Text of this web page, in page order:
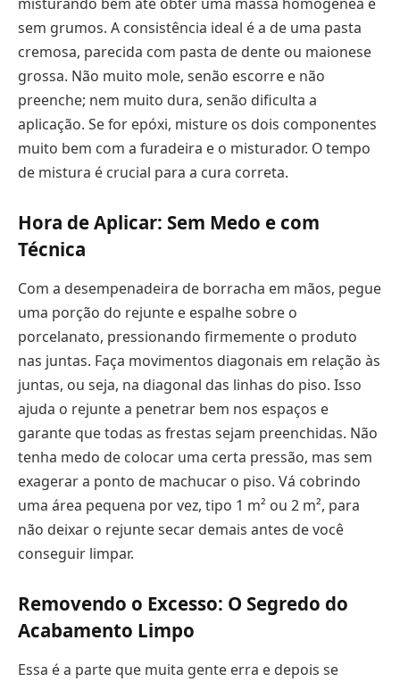
sem grumos. A consistência ideal é a de uma pasta
cremosa, parecida com pasta de dente ou maionese
grossa. Não muito mole, senão escorre e não
preenche; nem muito dura, senão dificulta a
aplicação. Se for epóxi, misture os dois componentes
muito bem com a furadeira e o misturador. O tempo
de mistura é crucial para a cura correta.
Hora de Aplicar: Sem Medo e com
Técnica
Com a desempenadeira de borracha em mãos, pegue
uma porção do rejunte e espalhe sobre o
porcelanato, pressionando firmemente o produto
nas juntas. Faça movimentos diagonais em relação às
juntas, ou seja, na diagonal das linhas do piso. Isso
ajuda o rejunte a penetrar bem nos espaços e
garante que todas as frestas sejam preenchidas. Não
tenha medo de colocar uma certa pressão, mas sem
exagerar a ponto de machucar o piso. Vá cobrindo
uma área pequena por vez, tipo 1 m² ou 2 m², para
não deixar o rejunte secar demais antes de você
conseguir limpar.
Removendo o Excesso: O Segredo do
Acabamento Limpo
Essa é a parte que muita gente erra e depois se